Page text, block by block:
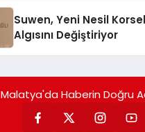
Suwen, Yeni Nesil
Algısını Değiştiriyor
Malatya'da Haberin Doğru